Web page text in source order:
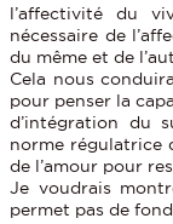
l’affectivité du
nécessaire de
du même et de
Cela nous
pour penser la
d’intégration du
norme régulatrice
de l’amour pour
Je voudrais
permet pas de